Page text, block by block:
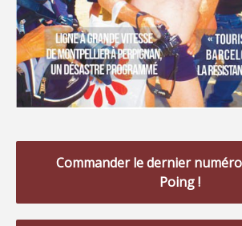
Commander le dernier
Poing !